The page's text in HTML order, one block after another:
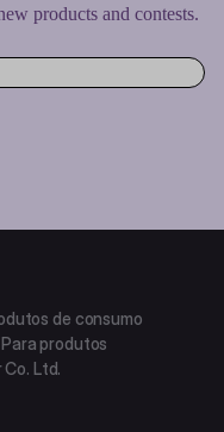
products and contests.
de consumo
produtos
Ltd.